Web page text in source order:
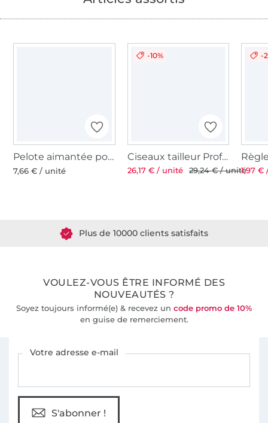
Pelote aimantée pour épingles
7,66 € / unité
-10%
Ciseaux tailleur Professional 8'' 21 cm
26,17 € / unité 29,24 € / unité
-
1,97 €
Plus de 10000 clients satisfaits
VOULEZ-VOUS ÊTRE INFORMÉ DES
NOUVEAUTÉS ?
Soyez toujours informé(e) & recevez un code promo de 10%
en guise de remerciement.
Votre adresse e-mail
S'abonner !